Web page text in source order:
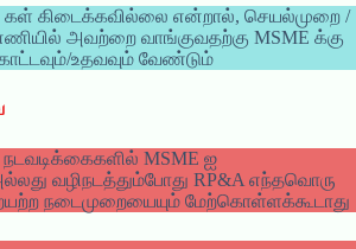
கள் கிடைக்கவில்லை என்றால், செயல்முறை /
அவற்றை வாங்குவதற்கு MSME க்கு
உதவவும் வேண்டும்
MSME ஐ
வழிநடத்தும்போது RP&A எந்தவொரு
நடைமுறையையும் மேற்கொள்ளக்கூடாது